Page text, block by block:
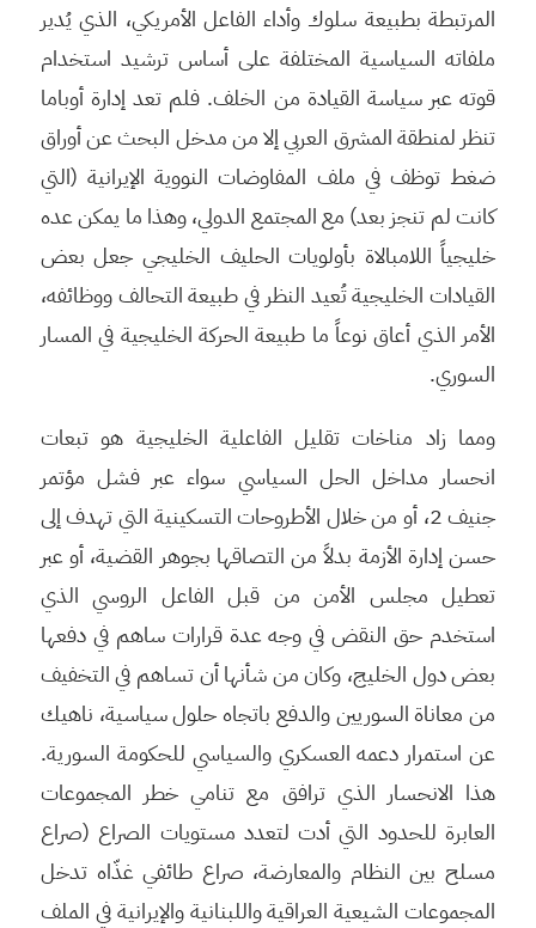
المرتبطة بطبيعة سلوك وأداء الفاعل الأمريكي، الذي يُدير
ملفاته السياسية المختلفة على أساس ترشيد استخدام
قوته عبر سياسة القيادة من الخلف. فلم تعد إدارة أوباما
تنظر لمنطقة المشرق العربي إلا من مدخل البحث عن أوراق
ضغط توظف في ملف المفاوضات النووية الإيرانية (التي
كانت لم تنجز بعد) مع المجتمع الدولي، وهذا ما يمكن عده
خليجياً اللامبالاة بأولويات الحليف الخليجي جعل بعض
القيادات الخليجية تُعيد النظر في طبيعة التحالف ووظائفه،
الأمر الذي أعاق نوعاً ما طبيعة الحركة الخليجية في المسار
السوري.
ومما زاد مناخات تقليل الفاعلية الخليجية هو تبعات
انحسار مداخل الحل السياسي سواء عبر فشل مؤتمر
جنيف 2، أو من خلال الأطروحات التسكينية التي تهدف إلى
حسن إدارة الأزمة بدلاً من التصاقها بجوهر القضية، أو عبر
تعطيل مجلس الأمن من قبل الفاعل الروسي الذي
استخدم حق النقض في وجه عدة قرارات ساهم في دفعها
بعض دول الخليج، وكان من شأنها أن تساهم في التخفيف
من معاناة السوريين والدفع باتجاه حلول سياسية، ناهيك
عن استمرار دعمه العسكري والسياسي للحكومة السورية.
هذا الانحسار الذي ترافق مع تنامي خطر المجموعات
العابرة للحدود التي أدت لتعدد مستويات الصراع (صراع
مسلح بين النظام والمعارضة، صراع طائفي غذّاه تدخل
المجموعات الشيعية العراقية واللبنانية والإيرانية في الملف